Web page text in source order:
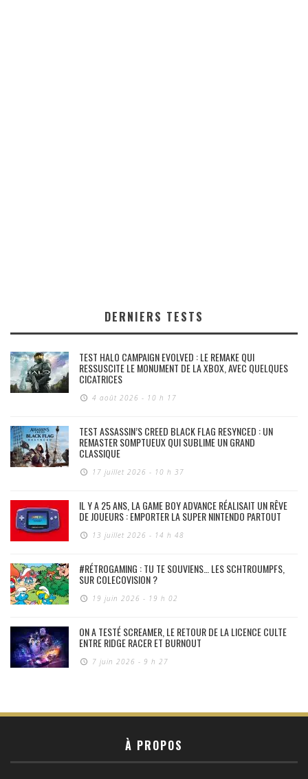
DERNIERS TESTS
TEST HALO CAMPAIGN EVOLVED : LE REMAKE QUI
RESSUSCITE LE MONUMENT DE LA XBOX, AVEC QUELQUES
CICATRICES
4 août 2026 - 10 h 17
TEST ASSASSIN’S CREED BLACK FLAG RESYNCED : UN
REMASTER SOMPTUEUX QUI SUBLIME UN GRAND
CLASSIQUE
17 juillet 2026 - 10 h 37
IL Y A 25 ANS, LA GAME BOY ADVANCE RÉALISAIT UN RÊVE
DE JOUEURS : EMPORTER LA SUPER NINTENDO PARTOUT
13 juillet 2026 - 14 h 48
#RÉTROGAMING : TU TE SOUVIENS… LES SCHTROUMPFS,
SUR COLECOVISION ?
19 juin 2026 - 19 h 02
ON A TESTÉ SCREAMER, LE RETOUR DE LA LICENCE CULTE
ENTRE RIDGE RACER ET BURNOUT
7 juin 2026 - 9 h 27
À PROPOS